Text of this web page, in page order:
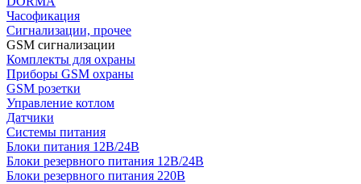
Часофикация
Сигнализации, прочее
GSM сигнализации
Комплекты для охраны
Приборы GSM охраны
GSM розетки
Управление котлом
Датчики
Системы питания
Блоки питания 12В/24В
Блоки резервного питания 12В/24В
Блоки резервного питания 220В